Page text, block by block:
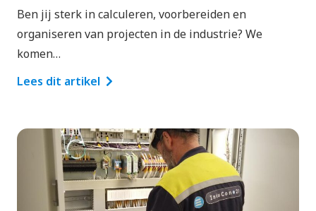
Ben jij sterk in calculeren, voorbereiden en
organiseren van projecten in de industrie? We
komen…
Lees dit artikel